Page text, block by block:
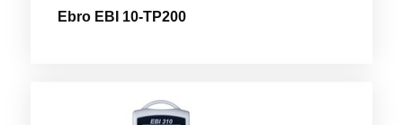
Ebro EBI 10-TP200